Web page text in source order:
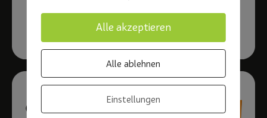
Alle akzeptieren
Alle ablehnen
Einstellungen